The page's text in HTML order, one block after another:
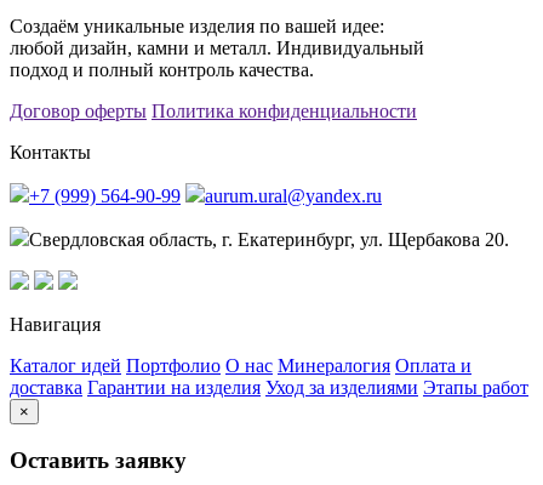
Создаём уникальные изделия по вашей идее:
любой дизайн, камни и металл. Индивидуальный
подход и полный контроль качества.
Договор оферты Политика конфиденциальности
Контакты
+7 (999) 564-90-99 aurum.ural@yandex.ru
Свердловская область, г. Екатеринбург, ул. Щербакова 20.
Навигация
Каталог идей Портфолио О нас Минералогия Оплата и
доставка Гарантии на изделия Уход за изделиями Этапы работ
×
Оставить заявку